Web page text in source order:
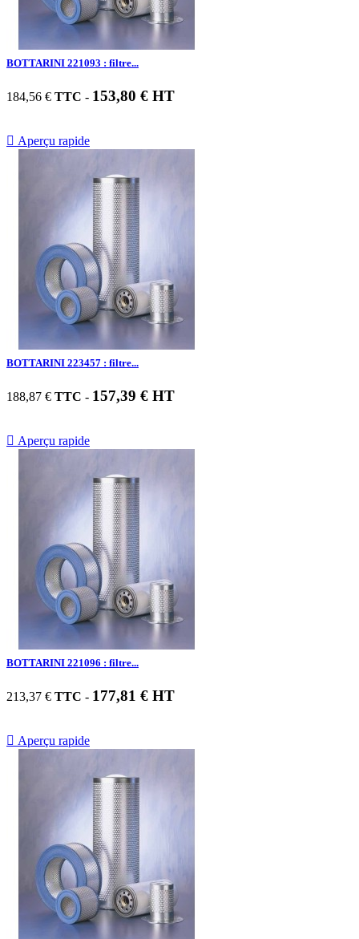
BOTTARINI 221093 : filtre...
184,56 € TTC - 153,80 € HT
 Aperçu rapide
BOTTARINI 223457 : filtre...
188,87 € TTC - 157,39 € HT
 Aperçu rapide
BOTTARINI 221096 : filtre...
213,37 € TTC - 177,81 € HT
 Aperçu rapide